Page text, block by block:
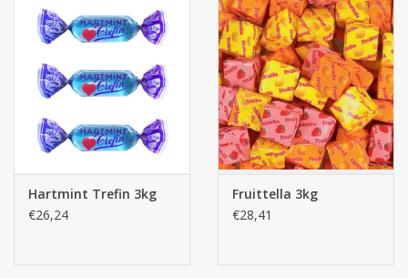
Hartmint Trefin 3kg
€26,24
Fruittella 3kg
€28,41